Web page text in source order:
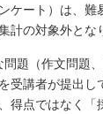
ケート）は、難
計の対象外とな
題（作文問題
受講者が提出し
得点ではなく「